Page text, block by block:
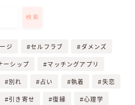
検索
ジ セルフラブ ダメンズ
ーシップ マッチングアプリ
別れ 占い 執着 失恋
引き寄せ 復縁 心理学